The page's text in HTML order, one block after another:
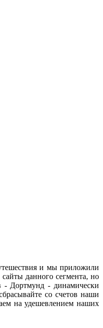
и мы приложили
данного сегмента, но
- Дортмунд - динамически
со счетов наши
на удешевлением наших